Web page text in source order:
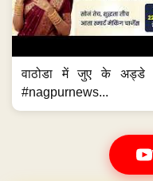
वाठोडा में जुए के अड्डे
#nagpurnews...